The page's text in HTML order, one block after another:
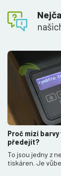
Proč mizí
předejít?
To jsou jedny z
tiskáren. Je